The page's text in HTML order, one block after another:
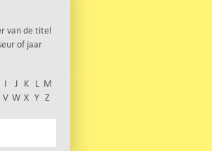
van de titel
of jaar
I J K L M
V W X Y Z